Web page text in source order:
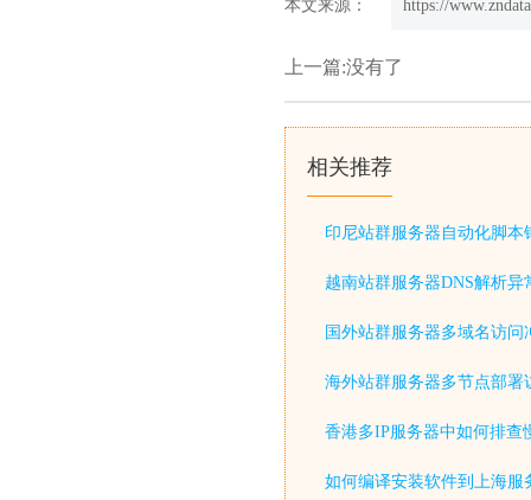
本文来源： https://
上一篇:没有了
相关推荐
印尼站群服务器自动化脚本
越南站群服务器DNS解析异
国外站群服务器多域名访问
海外站群服务器多节点部署
香港多IP服务器中如何排查
如何编译安装软件到上海服